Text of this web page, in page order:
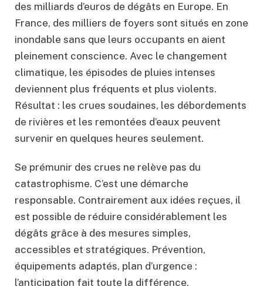
des milliards d’euros de dégâts en Europe. En
France, des milliers de foyers sont situés en zone
inondable sans que leurs occupants en aient
pleinement conscience. Avec le changement
climatique, les épisodes de pluies intenses
deviennent plus fréquents et plus violents.
Résultat : les crues soudaines, les débordements
de rivières et les remontées d’eaux peuvent
survenir en quelques heures seulement.
Se prémunir des crues ne relève pas du
catastrophisme. C’est une démarche
responsable. Contrairement aux idées reçues, il
est possible de réduire considérablement les
dégâts grâce à des mesures simples,
accessibles et stratégiques. Prévention,
équipements adaptés, plan d’urgence :
l’anticipation fait toute la différence.